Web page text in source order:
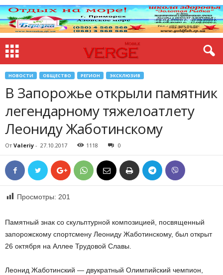
НОВОСТИ ОБЩЕСТВО РЕГИОН ЭКСКЛЮЗИВ
В Запорожье открыли памятник
легендарному тяжелоатлету
Леониду Жаботинскому
От Valeriy - 27.10.2017 1118 0
Просмотры: 201
Памятный знак со скульптурной композицией, посвященный
запорожскому спортсмену Леониду Жаботинскому, был открыт
26 октября на Аллее Трудовой Славы.
Леонид Жаботинский — двукратный Олимпийский чемпион,